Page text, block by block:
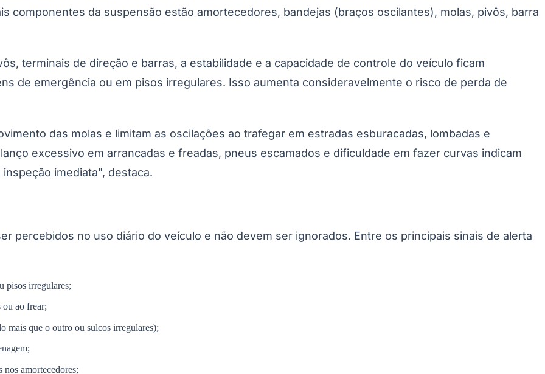
componentes da suspensão estão amortecedores, bandejas (braços oscilantes), molas, pivôs, barra
terminais de direção e barras, a estabilidade e a capacidade de controle do veículo ficam
de emergência ou em pisos irregulares. Isso aumenta consideravelmente o risco de perda de
das molas e limitam as oscilações ao trafegar em estradas esburacadas, lombadas e
excessivo em arrancadas e freadas, pneus escamados e dificuldade em fazer curvas indicam
imediata", destaca.
percebidos no uso diário do veículo e não devem ser ignorados. Entre os principais sinais de alerta
pisos irregulares;
ou ao frear;
mais que o outro ou sulcos irregulares);
amortecedores;